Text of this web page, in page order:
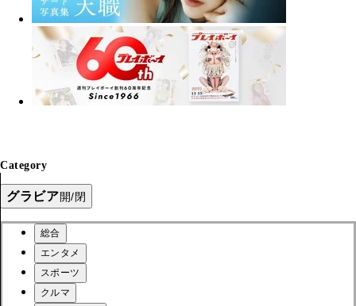
Category
グラビア開/閉
総合
エンタメ
スポーツ
クルマ